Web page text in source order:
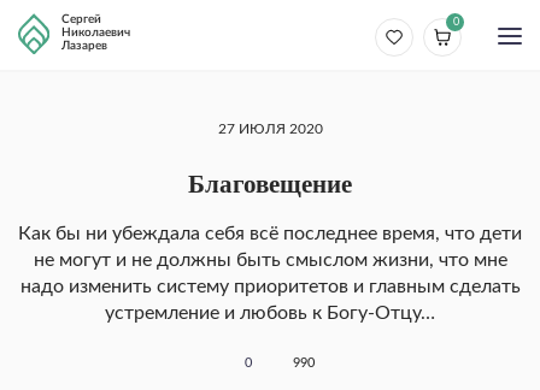
Сергей
Николаевич
Лазарев
0
27 ИЮЛЯ 2020
Благовещение
Как бы ни убеждала себя всё последнее время, что дети
не могут и не должны быть смыслом жизни, что мне
надо изменить систему приоритетов и главным сделать
устремление и любовь к Богу-Отцу…
0 990